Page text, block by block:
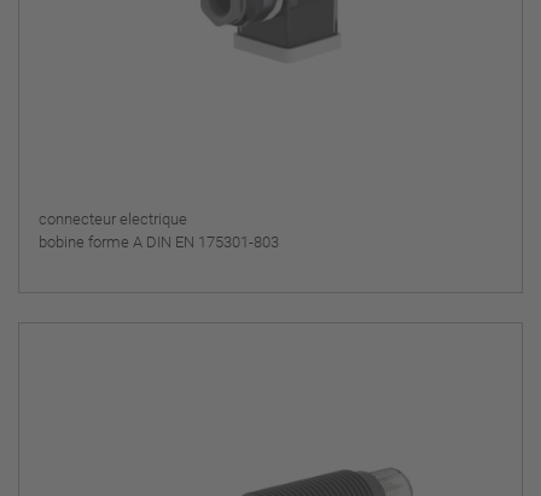
connecteur electrique
bobine forme A DIN EN 175301-803